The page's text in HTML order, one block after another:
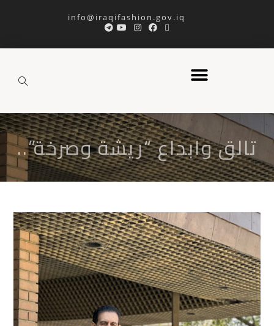
تالق وابداع “ريشة وصرخة”..